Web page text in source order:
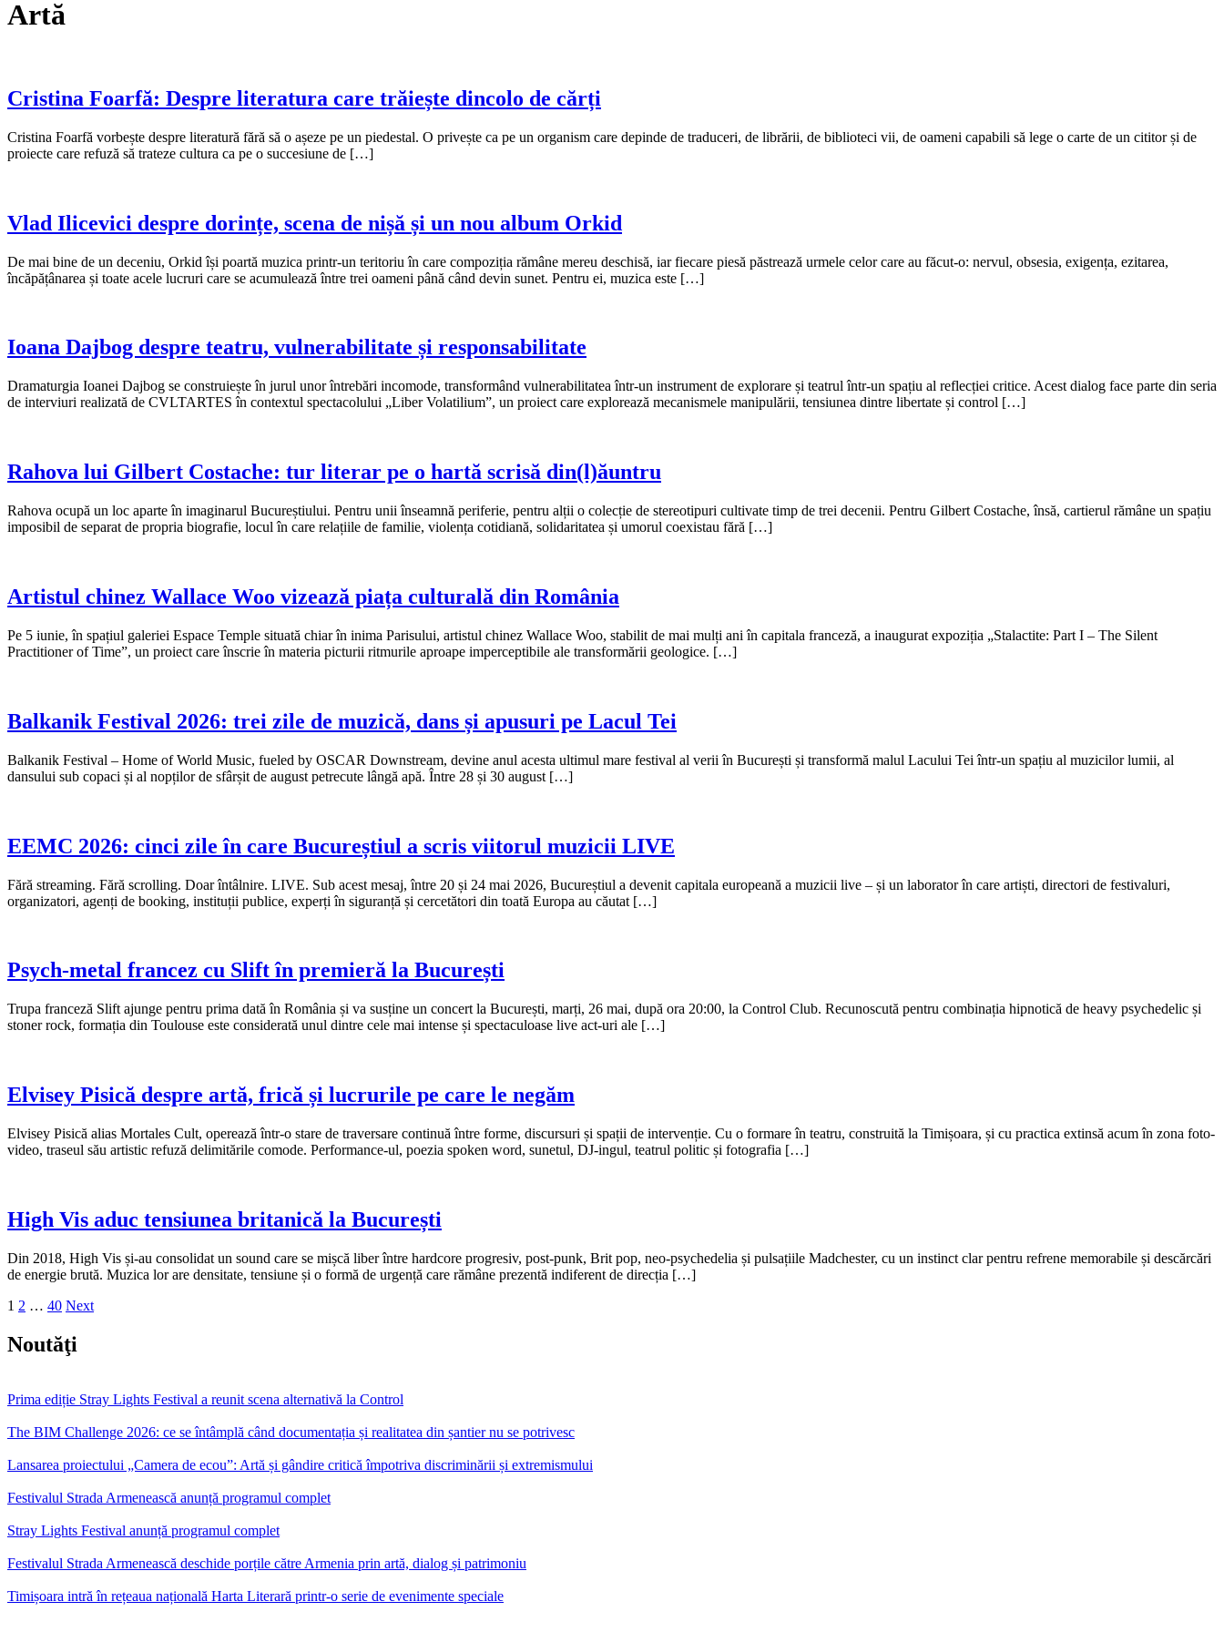
Artă
Cristina Foarfă: Despre literatura care trăiește dincolo de cărți
Cristina Foarfă vorbește despre literatură fără să o așeze pe un piedestal. O privește ca pe un organism care depinde de traduceri, de librării, de biblioteci vii, de oameni capabili să lege o carte de un cititor și de
proiecte care refuză să trateze cultura ca pe o succesiune de […]
Vlad Ilicevici despre dorințe, scena de nișă și un nou album Orkid
De mai bine de un deceniu, Orkid își poartă muzica printr-un teritoriu în care compoziția rămâne mereu deschisă, iar fiecare piesă păstrează urmele celor care au făcut-o: nervul, obsesia, exigența, ezitarea,
încăpățânarea și toate acele lucruri care se acumulează între trei oameni până când devin sunet. Pentru ei, muzica este […]
Ioana Dajbog despre teatru, vulnerabilitate și responsabilitate
Dramaturgia Ioanei Dajbog se construiește în jurul unor întrebări incomode, transformând vulnerabilitatea într-un instrument de explorare și teatrul într-un spațiu al reflecției critice. Acest dialog face parte din seria
de interviuri realizată de CVLTARTES în contextul spectacolului „Liber Volatilium”, un proiect care explorează mecanismele manipulării, tensiunea dintre libertate și control […]
Rahova lui Gilbert Costache: tur literar pe o hartă scrisă din(l)ăuntru
Rahova ocupă un loc aparte în imaginarul Bucureștiului. Pentru unii înseamnă periferie, pentru alții o colecție de stereotipuri cultivate timp de trei decenii. Pentru Gilbert Costache, însă, cartierul rămâne un spațiu
imposibil de separat de propria biografie, locul în care relațiile de familie, violența cotidiană, solidaritatea și umorul coexistau fără […]
Artistul chinez Wallace Woo vizează piața culturală din România
Pe 5 iunie, în spațiul galeriei Espace Temple situată chiar în inima Parisului, artistul chinez Wallace Woo, stabilit de mai mulți ani în capitala franceză, a inaugurat expoziția „Stalactite: Part I – The Silent
Practitioner of Time”, un proiect care înscrie în materia picturii ritmurile aproape imperceptibile ale transformării geologice. […]
Balkanik Festival 2026: trei zile de muzică, dans și apusuri pe Lacul Tei
Balkanik Festival – Home of World Music, fueled by OSCAR Downstream, devine anul acesta ultimul mare festival al verii în București și transformă malul Lacului Tei într-un spațiu al muzicilor lumii, al
dansului sub copaci și al nopților de sfârșit de august petrecute lângă apă. Între 28 și 30 august […]
EEMC 2026: cinci zile în care Bucureștiul a scris viitorul muzicii LIVE
Fără streaming. Fără scrolling. Doar întâlnire. LIVE. Sub acest mesaj, între 20 și 24 mai 2026, Bucureștiul a devenit capitala europeană a muzicii live – și un laborator în care artiști, directori de festivaluri,
organizatori, agenți de booking, instituții publice, experți în siguranță și cercetători din toată Europa au căutat […]
Psych-metal francez cu Slift în premieră la București
Trupa franceză Slift ajunge pentru prima dată în România și va susține un concert la București, marți, 26 mai, după ora 20:00, la Control Club. Recunoscută pentru combinația hipnotică de heavy psychedelic și
stoner rock, formația din Toulouse este considerată unul dintre cele mai intense și spectaculoase live act-uri ale […]
Elvisey Pisică despre artă, frică și lucrurile pe care le negăm
Elvisey Pisică alias Mortales Cult, operează într-o stare de traversare continuă între forme, discursuri și spații de intervenție. Cu o formare în teatru, construită la Timișoara, și cu practica extinsă acum în zona foto-
video, traseul său artistic refuză delimitările comode. Performance-ul, poezia spoken word, sunetul, DJ-ingul, teatrul politic și fotografia […]
High Vis aduc tensiunea britanică la București
Din 2018, High Vis și-au consolidat un sound care se mișcă liber între hardcore progresiv, post-punk, Brit pop, neo-psychedelia și pulsațiile Madchester, cu un instinct clar pentru refrene memorabile și descărcări
de energie brută. Muzica lor are densitate, tensiune și o formă de urgență care rămâne prezentă indiferent de direcția […]
Posts
pagination
1 2 … 40 Next
Noutăţi
Prima ediție Stray Lights Festival a reunit scena alternativă la Control
The BIM Challenge 2026: ce se întâmplă când documentația și realitatea din șantier nu se potrivesc
Lansarea proiectului „Camera de ecou”: Artă și gândire critică împotriva discriminării și extremismului
Festivalul Strada Armenească anunță programul complet
Stray Lights Festival anunță programul complet
Festivalul Strada Armenească deschide porțile către Armenia prin artă, dialog și patrimoniu
Timișoara intră în rețeaua națională Harta Literară printr-o serie de evenimente speciale